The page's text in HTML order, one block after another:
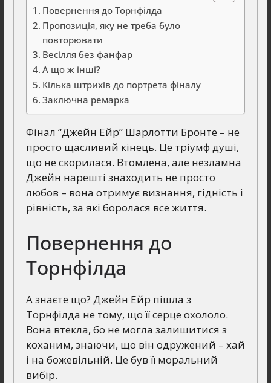
Повернення до Торнфілда
Пропозиція, яку не треба було
повторювати
Весілля без фанфар
А що ж інші?
Кілька штрихів до портрета фіналу
Заключна ремарка
Фінал “Джейн Ейр” Шарлотти Бронте – не
просто щасливий кінець. Це тріумф душі,
що не скорилася. Втомлена, але незламна
Джейн нарешті знаходить не просто
любов – вона отримує визнання, гідність і
рівність, за які боролася все життя.
Повернення до
Торнфілда
А знаєте що? Джейн Ейр пішла з
Торнфілда не тому, що її серце охололо.
Вона втекла, бо не могла залишитися з
коханим, знаючи, що він одружений – хай
і на божевільній. Це був її моральний
вибір.